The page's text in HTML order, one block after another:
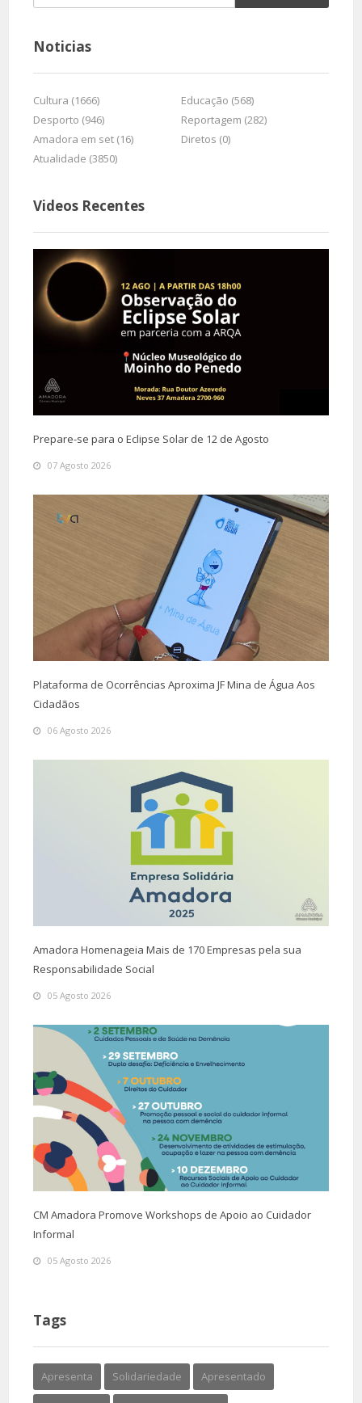
Noticias
Cultura (1666)
Educação (568)
Desporto (946)
Reportagem (282)
Amadora em set (16)
Diretos (0)
Atualidade (3850)
Videos Recentes
Prepare-se para o Eclipse Solar de 12 de Agosto
07 Agosto 2026
Plataforma de Ocorrências Aproxima JF Mina de Água Aos
Cidadãos
06 Agosto 2026
Amadora Homenageia Mais de 170 Empresas pela sua
Responsabilidade Social
05 Agosto 2026
CM Amadora Promove Workshops de Apoio ao Cuidador
Informal
05 Agosto 2026
Tags
Apresenta Solidariedade Apresentado